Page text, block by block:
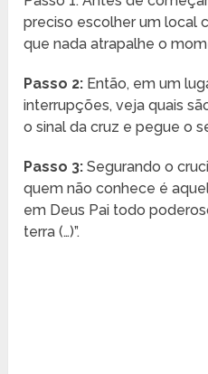
preciso escolher um local
que nada atrapalhe o
Passo 2: Então, em um
interrupções, veja quais
o sinal da cruz e pegue o
Passo 3: Segurando o
quem não conhece é
em Deus Pai todo
terra (…)”.